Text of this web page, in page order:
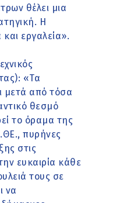
θέλει μια
Η
εργαλεία».
«Τα
μετά από τόσα
θεσμό
το όραμα της
πυρήνες
στις
ευκαιρία κάθε
τους σε
να